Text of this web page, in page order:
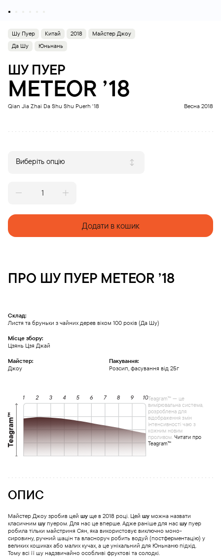
Шу Пуер Китай 2018
Майстер Джоу
Да Шу
Юньнань
ШУ ПУЕР
METEOR ’18
Qian Jia Zhai Da Shu Shu Puerh '18 Весна 2018
Виберіть опцію
Додати в кошик
ПРО ШУ ПУЕР METEOR ’18
Склад:
Листя та бруньки з чайних дерев віком 100 років (Да Шу)
Місце збору:
Цзянь Цзя Джай
Майстер:
Джоу
Пакування:
Розсип, фасування від 25г
Teagram™ — це
вимірювальна система,
розроблена для
відображення змін
інтенсивності чаю з
кожним новим
проливом. Читати про
Teagram™
ОПИС
Майстер Джоу зробив цей шу ще в 2018 році. Цей шу можна назвати
класичним шу пуером. Для нас це вперше. Адже раніше для нас шу пуер
робила тільки майстриня Сян, яка використовує виключно моно-
сировину, ручний шацін та власноруч робить водуй (постферментацію) у
великих кошиках або малих кучах, а це унікальний для Юньнаню підхід.
Тому всі її шу надзвичайно особливі фруктові та солодкі.